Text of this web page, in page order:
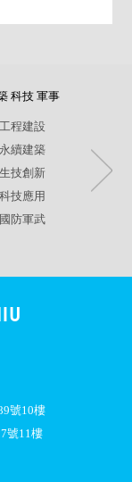
科技 軍事
工程建設
永續建築
生技創新
科技應用
國防軍武
號10樓
號11樓